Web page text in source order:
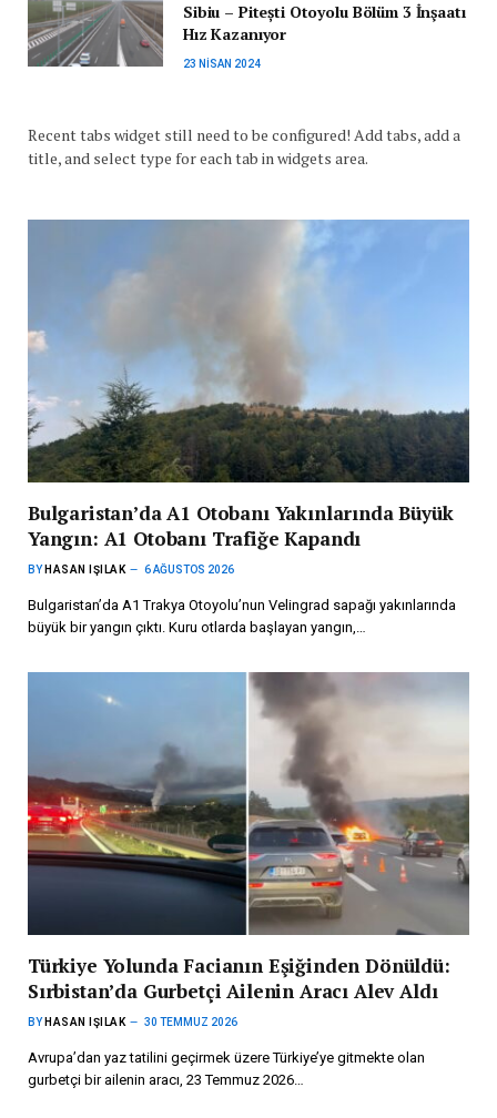
Sibiu – Pitești Otoyolu Bölüm 3 İnşaatı
Hız Kazanıyor
23 NISAN 2024
Recent tabs widget still need to be configured! Add tabs, add a
title, and select type for each tab in widgets area.
Bulgaristan’da A1 Otobanı Yakınlarında Büyük
Yangın: A1 Otobanı Trafiğe Kapandı
BY HASAN IŞILAK 6 AĞUSTOS 2026
Bulgaristan’da A1 Trakya Otoyolu’nun Velingrad sapağı yakınlarında
büyük bir yangın çıktı. Kuru otlarda başlayan yangın,…
Türkiye Yolunda Facianın Eşiğinden Dönüldü:
Sırbistan’da Gurbetçi Ailenin Aracı Alev Aldı
BY HASAN IŞILAK 30 TEMMUZ 2026
Avrupa’dan yaz tatilini geçirmek üzere Türkiye’ye gitmekte olan
gurbetçi bir ailenin aracı, 23 Temmuz 2026…